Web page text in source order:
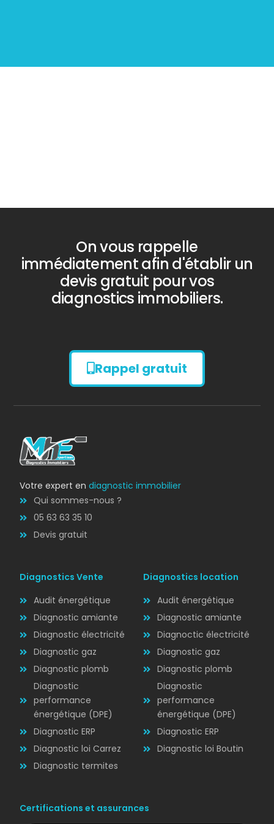
Diagnostic
AMIANTE
Diagnostic
ÉLECTRICITÉ
On vous rappelle
immédiatement afin d'établir un
devis gratuit pour vos
diagnostics immobiliers.
Rappel gratuit
Votre expert endiagnostic immobilier
Qui sommes-nous ?
05 63 63 35 10
Devis gratuit
Diagnostics Vente
Audit énergétique
Diagnostic amiante
Diagnostic électricité
Diagnostic gaz
Diagnostic plomb
Diagnostic
performance
énergétique (DPE)
Diagnostic ERP
Diagnostic loi Carrez
Diagnostic termites
Diagnostics location
Audit énergétique
Diagnostic amiante
Diagnoctic électricité
Diagnostic gaz
Diagnostic plomb
Diagnostic
performance
énergétique (DPE)
Diagnostic ERP
Diagnostic loi Boutin
Certifications et assurances